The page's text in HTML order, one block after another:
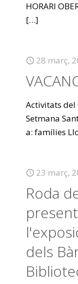
HORARI
[…]
28 març,
Activitats del
Setmana
a: famílies
23 març,
Roda
dels